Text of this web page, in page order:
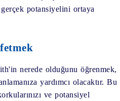
potansiyelini ortaya
nerede olduğunu öğrenmek,
yardımcı olacaktır. Bu
ve potansiyel